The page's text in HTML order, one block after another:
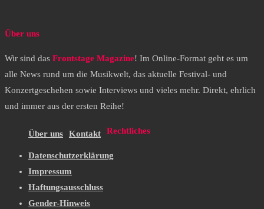
Über uns
Wir sind das Frontstage Magazine! Im Online-Format geht es um
alle News rund um die Musikwelt, das aktuelle Festival- und
Konzertgeschehen sowie Interviews und vieles mehr. Direkt, ehrlich
und immer aus der ersten Reihe!
Über uns Kontakt Rechtliches
Datenschutzerklärung
Impressum
Haftungsausschluss
Gender-Hinweis